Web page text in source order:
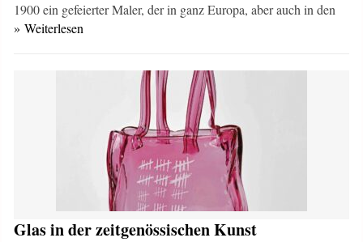
1900 ein gefeierter Maler, der in ganz Europa, aber auch in den
» Weiterlesen
Glas in der zeitgenössischen Kunst